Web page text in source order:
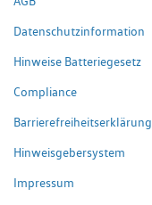
Datenschutzinformation
Hinweise Batteriegesetz
Compliance
Barrierefreiheitserklärung
Hinweisgebersystem
Impressum